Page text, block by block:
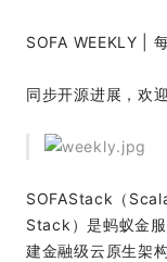
SOFA WEEKLY |
同步开源进展，欢
SOFAStack（
Stack）是蚂蚁金
建金融级云原生架